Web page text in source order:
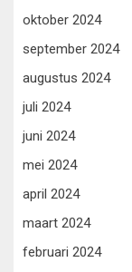
oktober 2024
september 2024
augustus 2024
juli 2024
juni 2024
mei 2024
april 2024
maart 2024
februari 2024